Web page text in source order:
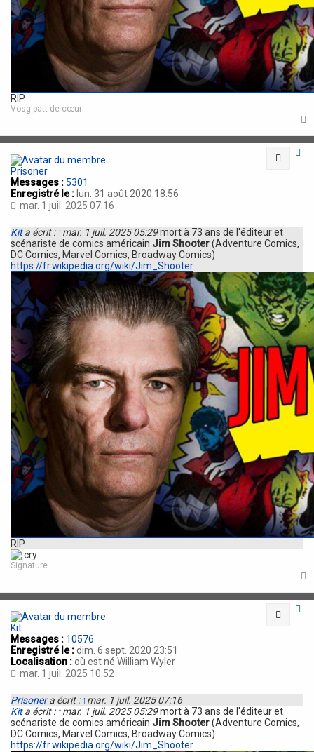
RIP
Vosg'patt de cœur
Prisoner
Messages :5301
Enregistré le : lun. 31 août 2020 18:56
mar. 1 juil. 2025 07:16
Kita écrit : ↑mar. 1 juil. 2025 05:29mort à 73 ans de l'éditeur et
scénariste de comics américain Jim Shooter(Adventure Comics,
DC Comics, Marvel Comics, Broadway Comics)
https://fr.wikipedia.org/wiki/Jim_Shooter
RIP
Signature
Kit
Messages : 10576
Enregistré le :dim. 6 sept. 2020 23:51
Localisation :où est né William Wyler
mar. 1 juil. 2025 10:52
Prisonera écrit : ↑mar. 1 juil. 2025 07:16
Kita écrit : ↑mar. 1 juil. 2025 05:29mort à 73 ans de l'éditeur et
scénariste de comics américain Jim Shooter(Adventure Comics,
DC Comics, Marvel Comics, Broadway Comics)
https://fr.wikipedia.org/wiki/Jim_Shooter